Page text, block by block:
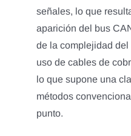
Póngase en contacto con
Spanish
señales, lo que
aparición del bus
de la complejidad
uso de cables de
lo que supone una
métodos
punto.